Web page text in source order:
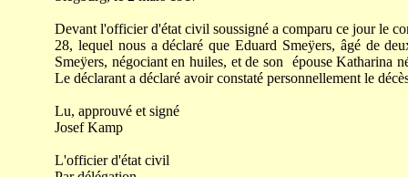
Devant l'officier d'état civil soussigné a comparu ce jour le
28, lequel nous a déclaré que Eduard Smeÿers, âgé de
Smeÿers, négociant en huiles, et de son épouse Katharina
Le déclarant a déclaré avoir constaté personnellement le
Lu, approuvé et signé
Josef Kamp
L'officier d'état civil